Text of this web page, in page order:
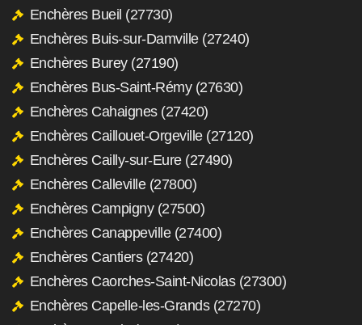
Enchères Bueil (27730)
Enchères Buis-sur-Damville (27240)
Enchères Burey (27190)
Enchères Bus-Saint-Rémy (27630)
Enchères Cahaignes (27420)
Enchères Caillouet-Orgeville (27120)
Enchères Cailly-sur-Eure (27490)
Enchères Calleville (27800)
Enchères Campigny (27500)
Enchères Canappeville (27400)
Enchères Cantiers (27420)
Enchères Caorches-Saint-Nicolas (27300)
Enchères Capelle-les-Grands (27270)